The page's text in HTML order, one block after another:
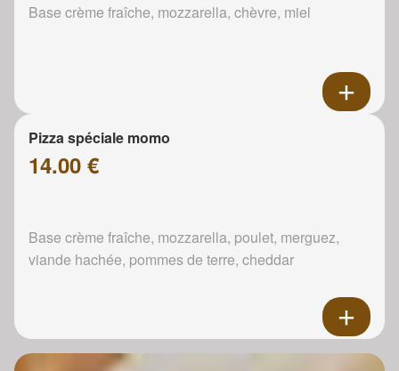
Base crème fraîche, mozzarella, chèvre, miel
Pizza spéciale momo
14.00 €
Base crème fraîche, mozzarella, poulet, merguez,
viande hachée, pommes de terre, cheddar